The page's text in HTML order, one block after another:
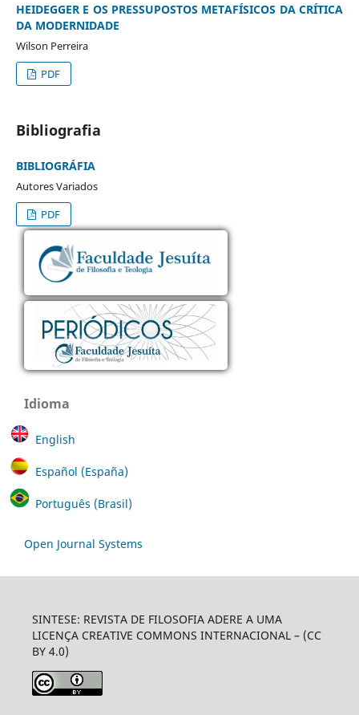
HEIDEGGER E OS PRESSUPOSTOS METAFÍSICOS DA CRÍTICA
DA MODERNIDADE
Wilson Perreira
PDF
Bibliografia
BIBLIOGRÁFIA
Autores Variados
PDF
Idioma
English
Español (España)
Português (Brasil)
Open Journal Systems
SINTESE: REVISTA DE FILOSOFIA ADERE A UMA
LICENÇA CREATIVE COMMONS INTERNACIONAL – (CC
BY 4.0)